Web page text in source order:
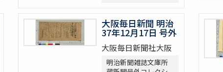
大阪毎日新聞 明治
37年12月17日 号外
大阪毎日新聞社大阪
明治新聞雑誌文庫所